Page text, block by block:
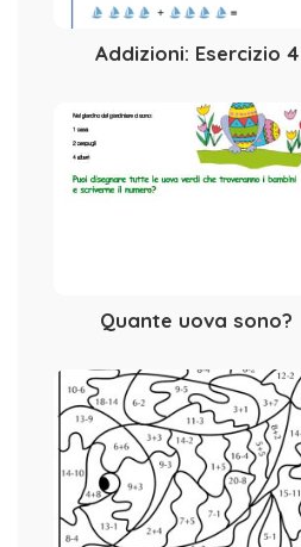
Addizioni: Esercizio 4
Quante uova sono?